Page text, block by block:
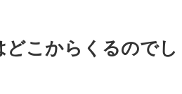
こからくるのでし